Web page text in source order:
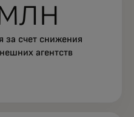
за счет снижения
агентств